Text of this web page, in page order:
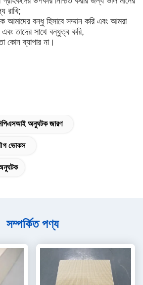
রাখি;
আমাদের বন্ধু হিসাবে সম্মান করি এবং আমরা
তাদের সাথে বন্ধুত্ব করি,
কোন ব্যাপার না।
অনুঘটক জারণ
ভোকস
সম্পর্কিত পণ্য